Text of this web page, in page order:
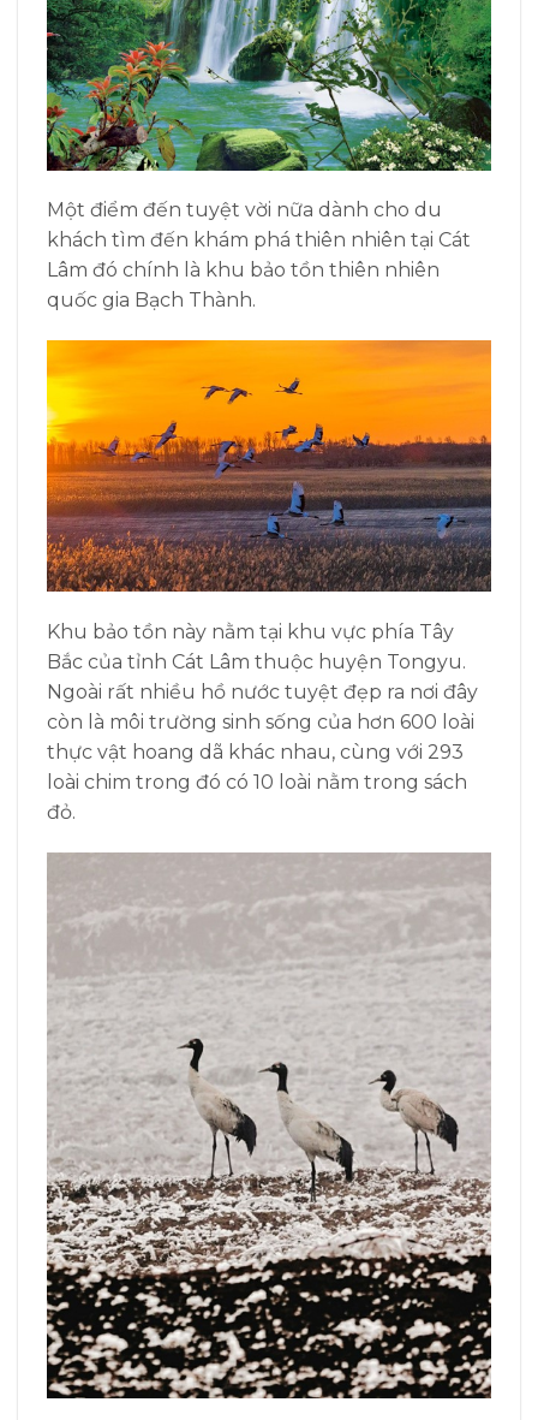
Một điểm đến tuyệt vời nữa dành cho du
khách tìm đến khám phá thiên nhiên tại Cát
Lâm đó chính là khu bảo tồn thiên nhiên
quốc gia Bạch Thành.
Khu bảo tồn này nằm tại khu vực phía Tây
Bắc của tỉnh Cát Lâm thuộc huyện Tongyu.
Ngoài rất nhiều hồ nước tuyệt đẹp ra nơi đây
còn là môi trường sinh sống của hơn 600 loài
thực vật hoang dã khác nhau, cùng với 293
loài chim trong đó có 10 loài nằm trong sách
đỏ.